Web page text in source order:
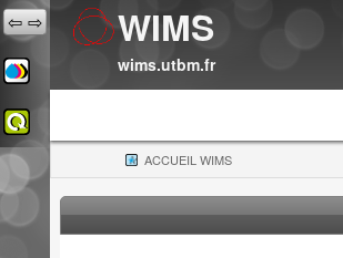
WIMS
wims.utbm.fr
ACCUEIL WIMS(CURRENT)
⇦⇨